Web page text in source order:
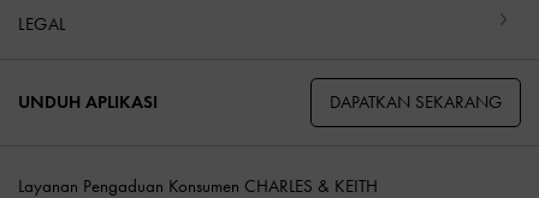
LEGAL
UNDUH APLIKASI DAPATKAN SEKARANG
Layanan Pengaduan Konsumen CHARLES & KEITH